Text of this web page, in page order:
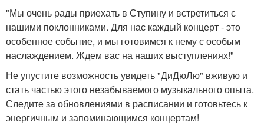
"Мы очень рады приехать в Ступину и встретиться с
нашими поклонниками. Для нас каждый концерт - это
особенное событие, и мы готовимся к нему с особым
наслаждением. Ждем вас на наших выступлениях!"
Не упустите возможность увидеть "ДиДюЛю" вживую и
стать частью этого незабываемого музыкального опыта.
Следите за обновлениями в расписании и готовьтесь к
энергичным и запоминающимся концертам!